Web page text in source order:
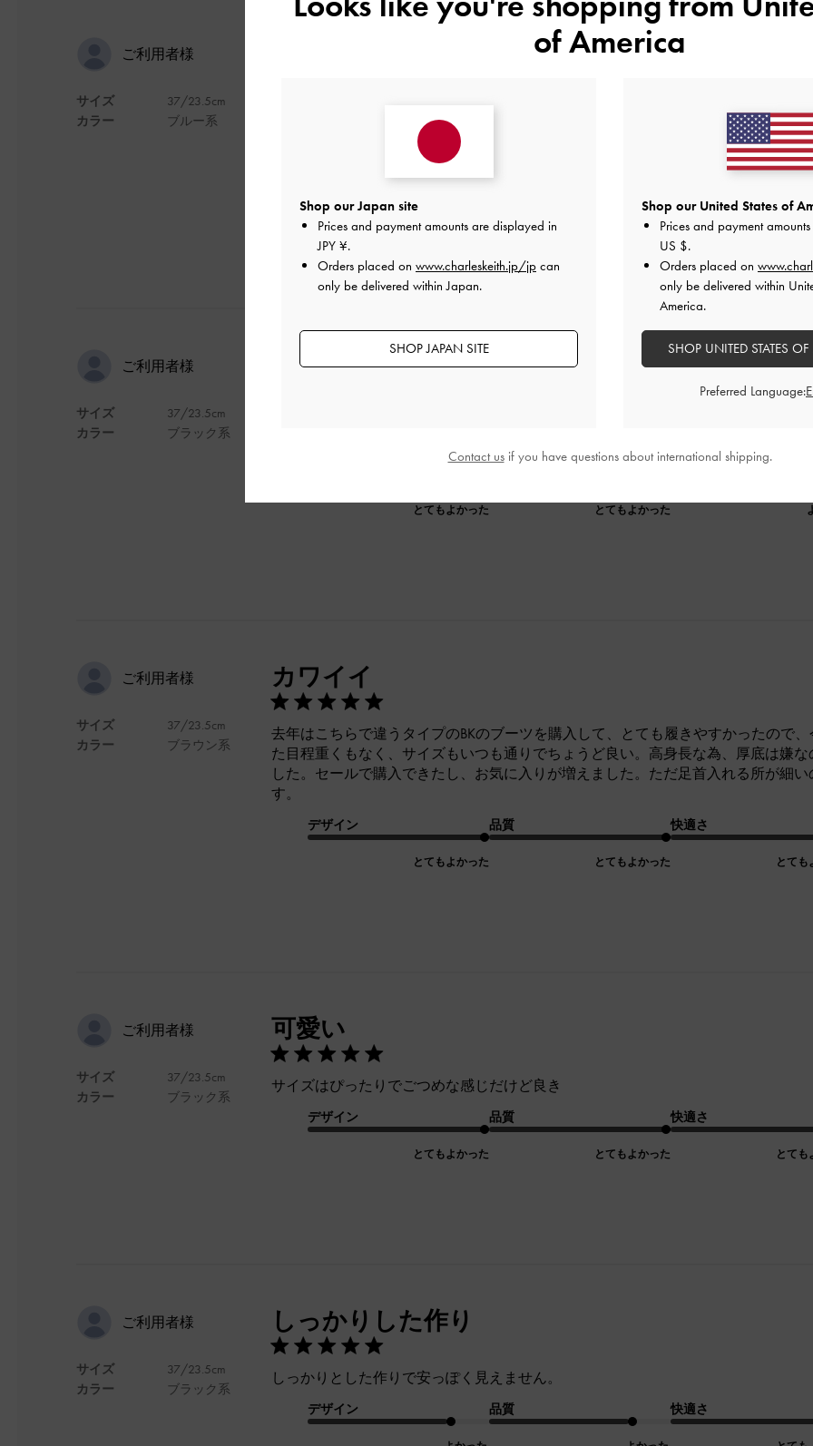
ご利用者様
サイズ
カラー
37/23.5cm
ブルー系
ブラインデニムチェルシーブーツライトブルー
履き口もしっかりしてサイズも少しゆとりがあり履きやすいです。ヒールも思って
生地はデニムのキャンパスな感じで画像通り可愛かったです。ありがとうございま
とてもよかった とても
ご利用者様
サイズ
カラー
37/23.5cm
ブラック系
ちょうどいい
とてもよかった とてもよかった
ご利用者様
サイズ
カラー
37/23.5cm
ブラウン系
カワイイ
去年はこちらで違うタイプのBKのブーツを購入して、とても履きやすかったので
た目程重くもなく、サイズもいつも通りでちょうど良い。高身長な為、厚底は嫌
した。セールで購入できたし、お気に入りが増えました。ただ足首入れる所が細
す。
デザイン
とてもよかった
品質
とてもよかった
快適さ
とても
ご利用者様
サイズ
カラー
37/23.5cm
ブラック系
可愛い
サイズはぴったりでごつめな感じだけど良き
デザイン
とてもよかった
品質
とてもよかった
快適さ
とても
ご利用者様
サイズ
カラー
37/23.5cm
ブラック系
しっかりした作り
しっかりとした作りで安っぽく見えません。
デザイン 品質 快適さ
of America
Shop our Japan site
Prices and payment amounts are displayed in
JPY ¥.
Orders placed on www.charleskeith.jp/jp can
only be delivered within Japan.
SHOP JAPAN SITE
Shop our United States of
Prices and payment
US $.
Orders placed on
only be delivered within
America.
SHOP UNITED STATES
Preferred Language:
Contact usif you have questions about international shipping.